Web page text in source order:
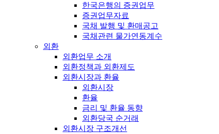
한국은행의 증권업무
증권업무자료
국채 발행 및 환매공고
국채관련 물가연동계수
외환
외환업무 소개
외환정책과 외환제도
외환시장과 환율
외환시장
환율
금리 및 환율 동향
외환당국 순거래
외환시장 구조개선